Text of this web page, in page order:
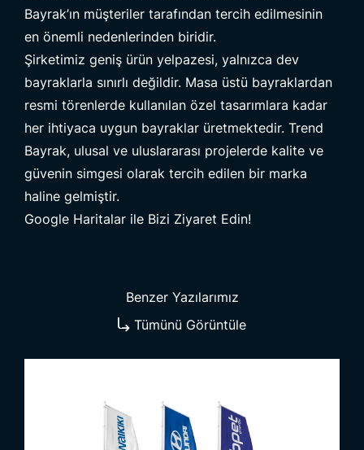
Bayrak’ın müşteriler tarafından tercih edilmesinin
en önemli nedenlerinden biridir.
Şirketimiz geniş ürün yelpazesi, yalnızca dev
bayraklarla sınırlı değildir. Masa üstü bayraklardan
resmi törenlerde kullanılan özel tasarımlara kadar
her ihtiyaca uygun bayraklar üretmektedir. Trend
Bayrak, ulusal ve uluslararası projelerde kalite ve
güvenin simgesi olarak tercih edilen bir marka
haline gelmiştir.
Google Haritalar ile Bizi Ziyaret Edin!
Benzer Yazılarımız
Tümünü Görüntüle